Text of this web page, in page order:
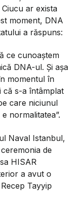
ar exista
moment, DNA
a răspuns:
ce cunoaştem
DNA-ul. Şi aşa
momentul în
că s-a întâmplat
care niciunul
normalitatea”.
Naval Istanbul,
de
HISAR
a avut o
Tayyip